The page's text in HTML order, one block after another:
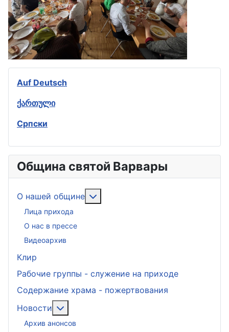
Auf Deutsch
ქართული
Српски
Община святой Варвары
О нашей общине
Лица прихода
О нас в прессе
Видеоархив
Клир
Рабочие группы - служение на приходе
Содержание храма - пожертвования
Новости
Архив анонсов